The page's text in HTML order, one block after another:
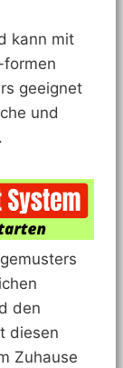
kann mit
formen
geeignet
und
den
diesen
Zuhause